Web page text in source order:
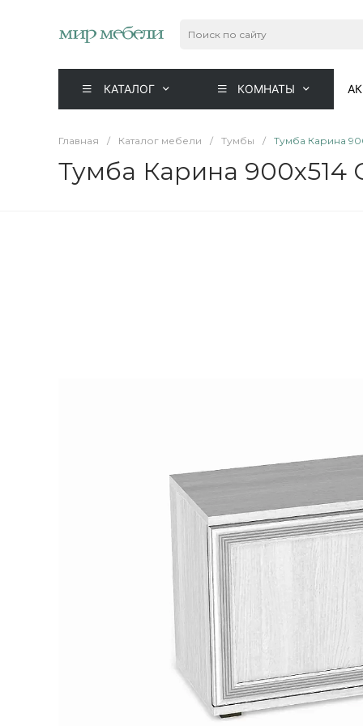
КАТАЛОГ КОМНАТЫ
Главная / Каталог мебели / Тумбы / Тумба Карина
Тумба Карина 900x514